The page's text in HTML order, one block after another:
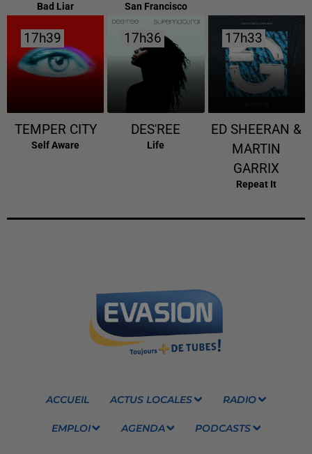
Bad Liar San Francisco
17h39
17h39
TEMPER CITY
Self Aware
17h36
17h36
DES'REE
Life
17h33
17h33
ED SHEERAN &
MARTIN
GARRIX
Repeat It
ACCUEIL ACTUS LOCALES RADIO
EMPLOI AGENDA PODCASTS